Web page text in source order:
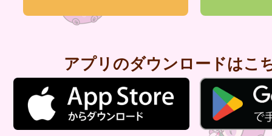
アプリのダウンロードはこ